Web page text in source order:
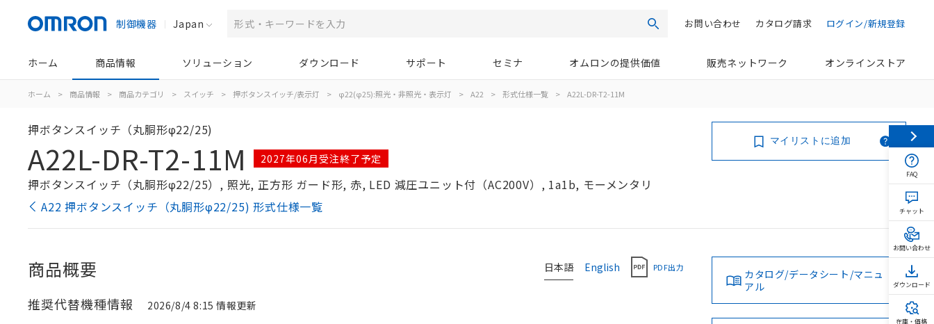
制御機器 Japan 検索 ログイン/新規登録
カタログ請求
お問い合わせ
ホーム 商品情報 ソリューション ダウンロード サポート セミナ オムロンの提供価値 販売ネットワーク オンラインストア
ホーム > 商品情報 > 商品カテゴリ > スイッチ > 押ボタンスイッチ/表示灯 > φ22(φ25):照光・非照光・表示灯 > A22 > 形式仕様一覧 > A22L-DR-T2-11M
押ボタンスイッチ（丸胴形φ22/25)
A22L-DR-T2-11M 2027年06月受注終了予定
押ボタンスイッチ（丸胴形φ22/25）, 照光, 正方形 ガード形, 赤, LED 減圧ユニット付（AC200V）, 1a1b, モーメンタリ
A22 押ボタンスイッチ（丸胴形φ22/25) 形式仕様一覧
マイリストに追加
日本語 English PDF出力
商品概要
推奨代替機種情報 2026/8/4 8:15 情報更新
カタログ/データシート/マニュ
アル
FAQ
チャット
お問い合わせ
ダウンロード
在庫・価格